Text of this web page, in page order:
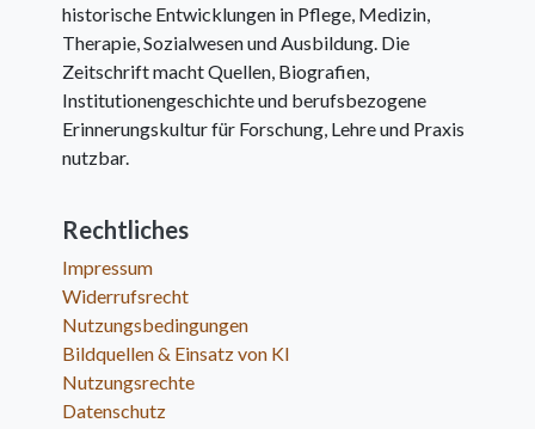
historische Entwicklungen in Pflege, Medizin,
Therapie, Sozialwesen und Ausbildung. Die
Zeitschrift macht Quellen, Biografien,
Institutionengeschichte und berufsbezogene
Erinnerungskultur für Forschung, Lehre und Praxis
nutzbar.
Rechtliches
Impressum
Widerrufsrecht
Nutzungsbedingungen
Bildquellen & Einsatz von KI
Nutzungsrechte
Datenschutz